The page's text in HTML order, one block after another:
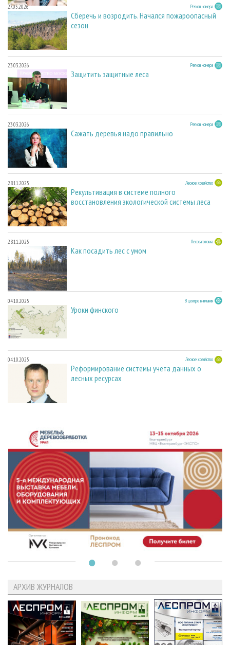
27.05.2026 Регион номера
Сберечь и возродить. Начался пожароопасный
сезон
23.03.2026 Регион номера
Защитить защитные леса
23.03.2026 Регион номера
Сажать деревья надо правильно
28.11.2025 Лесное хозяйство
Рекультивация в системе полного
восстановления экологической системы леса
28.11.2025 Лесозаготовка
Как посадить лес с умом
04.10.2025 В центре внимания
Уроки финского
04.10.2025 Лесное хозяйство
Реформирование системы учета данных о
лесных ресурсах
АРХИВ ЖУРНАЛОВ